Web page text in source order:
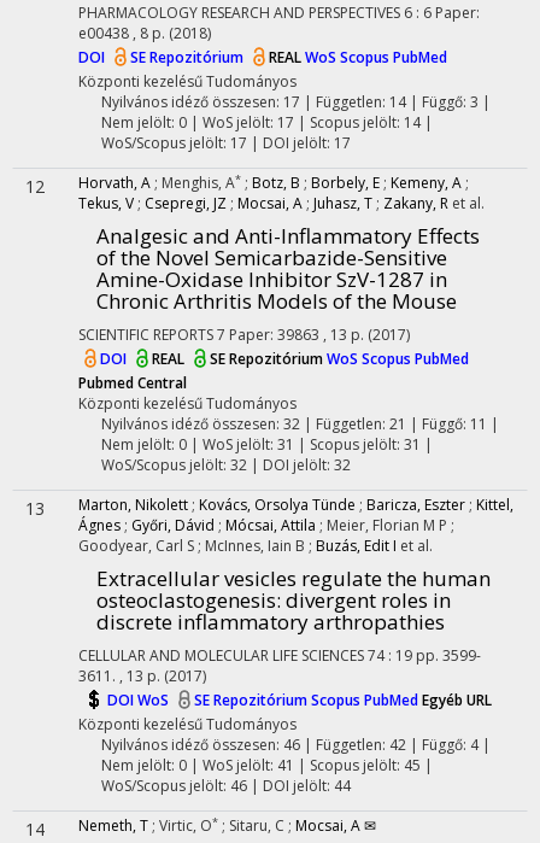
PHARMACOLOGY RESEARCH AND PERSPECTIVES 6 : 6 Paper:
e00438 , 8 p. (2018)
DOI
SE Repozitórium REALWoS Scopus PubMed
Központi kezelésűTudományos
Nyilvános idéző összesen: 17 | Független: 14 | Függő: 3 |
Nem jelölt: 0 | WoS jelölt: 17 | Scopus jelölt: 14 |
WoS/Scopus jelölt: 17 | DOI jelölt: 17
12 Horvath, A ; Menghis, A* ; Botz, B ; Borbely, E ; Kemeny, A ;
Tekus, V ; Csepregi, JZ ; Mocsai, A ; Juhasz, T ; Zakany, R et al.
Analgesic and Anti-Inflammatory Effects
of the Novel Semicarbazide-Sensitive
Amine-Oxidase Inhibitor SzV-1287 in
Chronic Arthritis Models of the Mouse
SCIENTIFIC REPORTS7 Paper: 39863 , 13 p. (2017)
DOI
REAL SE RepozitóriumWoS Scopus PubMed
Pubmed Central
Központi kezelésűTudományos
Nyilvános idéző összesen: 32| Független: 21 | Függő: 11 |
Nem jelölt: 0 | WoS jelölt: 31 | Scopus jelölt: 31 |
WoS/Scopus jelölt: 32 | DOI jelölt: 32
13 Marton, Nikolett ; Kovács, Orsolya Tünde ; Baricza, Eszter ; Kittel,
Ágnes ; Győri, Dávid ; Mócsai, Attila ; Meier, Florian M P ;
Goodyear, Carl S ; McInnes, Iain B ; Buzás, Edit I et al.
Extracellular vesicles regulate the human
osteoclastogenesis: divergent roles in
discrete inflammatory arthropathies
CELLULAR AND MOLECULAR LIFE SCIENCES74: 19 pp. 3599-
3611. , 13 p. (2017)
DOIWoS SE RepozitóriumScopus PubMedEgyéb URL
Központi kezelésűTudományos
Nyilvános idéző összesen: 46| Független: 42 | Függő: 4 |
Nem jelölt: 0 | WoS jelölt: 41 | Scopus jelölt: 45 |
WoS/Scopus jelölt: 46 | DOI jelölt: 44
14 Nemeth, T ; Virtic, O* ; Sitaru, C ; Mocsai, A ✉